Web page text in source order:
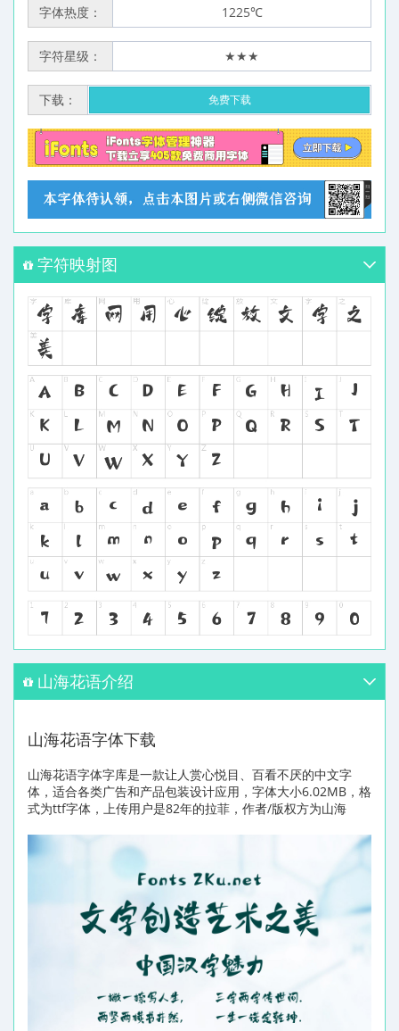
字体热度： 1225℃
字符星级： ★★★
下载： 免费下载
字符映射图
山海花语介绍
山海花语字体下载
山海花语字体字库是一款让人赏心悦目、百看不厌的中文字
体，适合各类广告和产品包装设计应用，字体大小6.02MB，格
式为ttf字体，上传用户是82年的拉菲，作者/版权方为山海